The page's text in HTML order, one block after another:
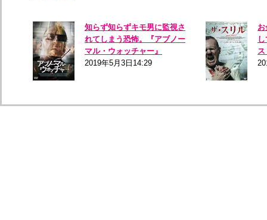
知らず知らずキモ男に監視さ
れてしまう恐怖。『アブノー
マル・ウォッチャー』
2019年5月3日14:29